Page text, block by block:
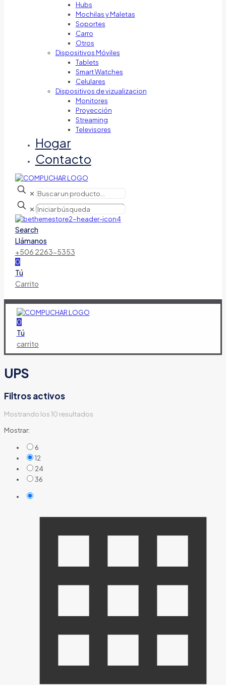
Hubs
Mochilas y Maletas
Soportes
Carro
Otros
Dispositivos Móviles
Tablets
Smart Watches
Celulares
Dispositivos de vizualizacion
Monitores
Proyección
Streaming
Televisores
Hogar
Contacto
✕
✕
Search
Llámanos
+506 2263-5353
0
Tú
Carrito
0
Tú
carrito
UPS
Filtros activos
Mostrando los 10 resultados
Mostrar:
6
12
24
36